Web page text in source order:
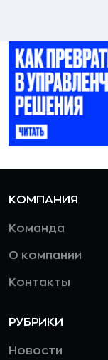
КОМПАНИЯ
Команда
О компании
Контакты
РУБРИКИ
Новости